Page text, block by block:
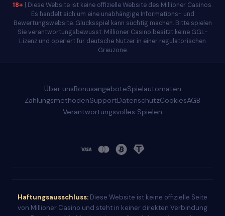
18+ | Diese Website ist keine offizielle Website des Millioner Casinos.
Es handelt sich um eine unabhängige Informations- und
Bewertungswebsite. Glücksspiel kann süchtig machen. Bitte spielen
Sie verantwortungsbewusst. Millioner Casino besitzt keine GGL-
Lizenz und operiert für deutsche Nutzer in einer regulatorischen
Grauzone.
Über unsBonusangeboteSpielautomaten
ZahlungsmethodenSupportDatenschutzCookiesAGB
Verantwortungsvolles Spielen
Haftungsausschluss: Diese Website ist keine offizielle Seite
von Millioner Casino und steht in keiner direkten Verbindung